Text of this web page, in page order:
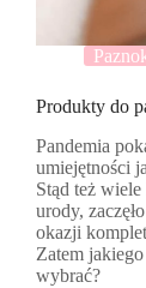
Produkty do
Pandemia
umiejętności
Stąd też
urody,
okazji
Zatem
wybrać?